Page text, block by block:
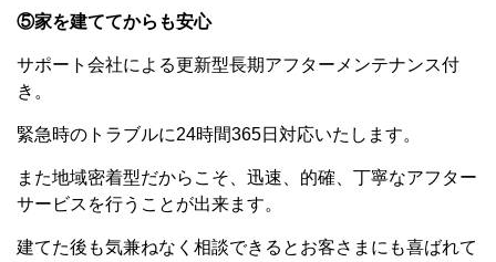
⑤家を建ててからも安心
サポート会社による更新型長期アフターメンテナンス付
き。
緊急時のトラブルに24時間365日対応いたします。
また地域密着型だからこそ、迅速、的確、丁寧なアフター
サービスを行うことが出来ます。
建てた後も気兼ねなく相談できるとお客さまにも喜ばれて